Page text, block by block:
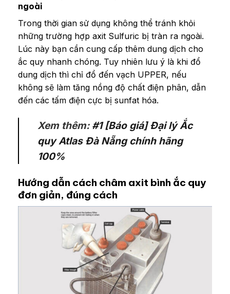
ngoài
Trong thời gian sử dụng không thể tránh khỏi
những trường hợp axit Sulfuric bị tràn ra ngoài.
Lúc này bạn cần cung cấp thêm dung dịch cho
ắc quy nhanh chóng. Tuy nhiên lưu ý là khi đổ
dung dịch thì chỉ đổ đến vạch UPPER, nếu
không sẽ làm tăng nồng độ chất điện phân, dẫn
đến các tấm điện cực bị sunfat hóa.
Xem thêm:#1 [Báo giá] Đại lý Ắc
quy Atlas Đà Nẵng chính hãng
100%
Hướng dẫn cách châm axit bình ắc quy
đơn giản, đúng cách